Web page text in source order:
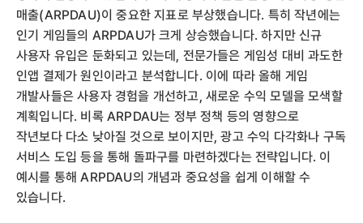
매출(ARPDAU)이 중요한 지표로 부상했습니다. 특히 작년에는
인기 게임들의 ARPDAU가 크게 상승했습니다. 하지만 신규
사용자 유입은 둔화되고 있는데, 전문가들은 게임성 대비 과도한
인앱 결제가 원인이라고 분석합니다. 이에 따라 올해 게임
개발사들은 사용자 경험을 개선하고, 새로운 수익 모델을 모색할
계획입니다. 비록 ARPDAU는 정부 정책 등의 영향으로
작년보다 다소 낮아질 것으로 보이지만, 광고 수익 다각화나 구독
서비스 도입 등을 통해 돌파구를 마련하겠다는 전략입니다. 이
예시를 통해 ARPDAU의 개념과 중요성을 쉽게 이해할 수
있습니다.